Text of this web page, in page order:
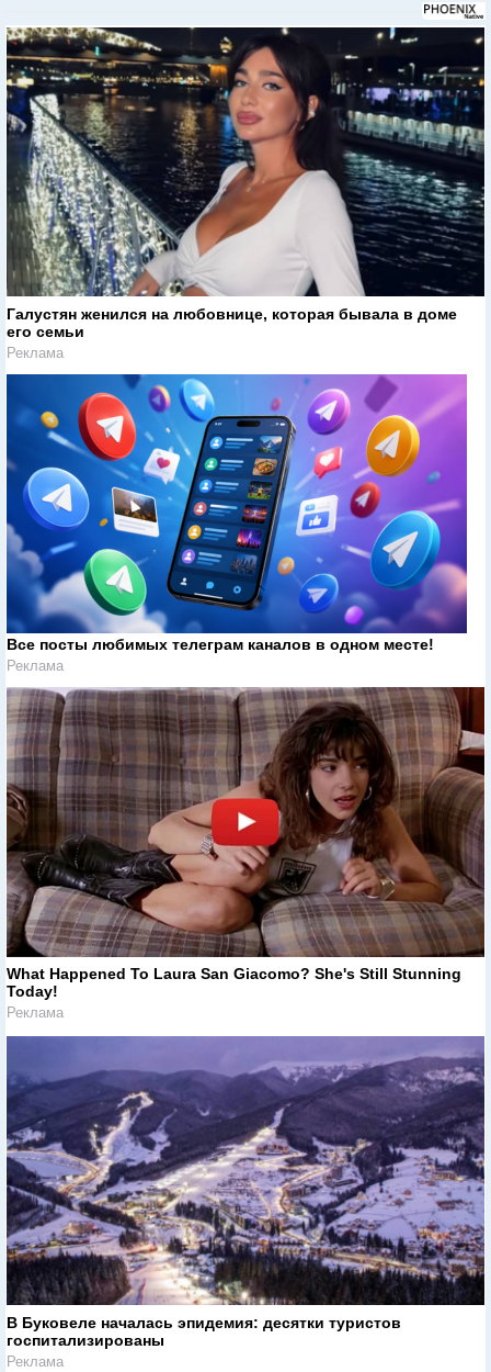
Галустян женился на любовнице, которая бывала в доме
его семьи
Реклама
Все посты любимых телеграм каналов в одном месте!
Реклама
What Happened To Laura San Giacomo? She's Still Stunning
Today!
Реклама
В Буковеле началась эпидемия: десятки туристов
госпитализированы
Реклама